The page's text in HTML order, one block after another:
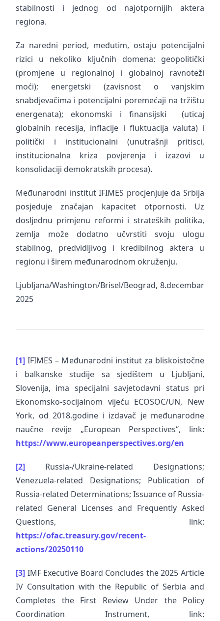
stabilnosti i jednog od najotpornijih aktera
regiona.
Za naredni period, međutim, ostaju potencijalni
rizici u nekoliko ključnih domena: geopolitički
(promjene u regionalnoj i globalnoj ravnoteži
moći); energetski (zavisnost o vanjskim
snabdjevačima i potencijalni poremećaji na tržištu
energenata); ekonomski i finansijski (uticaj
globalnih recesija, inflacije i fluktuacija valuta) i
politički i institucionalni (unutrašnji pritisci,
institucionalna kriza povjerenja i izazovi u
konsolidaciji demokratskih procesa).
Međunarodni institut IFIMES procjenjuje da Srbija
posjeduje značajan kapacitet otpornosti. Uz
dosljednu primjenu reformi i strateških politika,
zemlja može dodatno učvrstiti svoju ulogu
stabilnog, predvidljivog i kredibilnog aktera u
regionu i širem međunarodnom okruženju.
Ljubljana/Washington/Brisel/Beograd, 8.decembar
2025
[1] IFIMES – Međunarodni institut za bliskoistočne
i balkanske studije sa sjedištem u Ljubljani,
Slovenija, ima specijalni savjetodavni status pri
Ekonomsko-socijalnom vijeću ECOSOC/UN, New
York, od 2018.godine i izdavač je međunarodne
naučne revije „European Perspectives“, link:
https://www.europeanperspectives.org/en
[2] Russia-/Ukraine-related Designations;
Venezuela-related Designations; Publication of
Russia-related Determinations; Issuance of Russia-
related General Licenses and Frequently Asked
Questions, link:
https://ofac.treasury.gov/recent-
actions/20250110
[3] IMF Executive Board Concludes the 2025 Article
IV Consultation with the Republic of Serbia and
Completes the First Review Under the Policy
Coordination Instrument, link: